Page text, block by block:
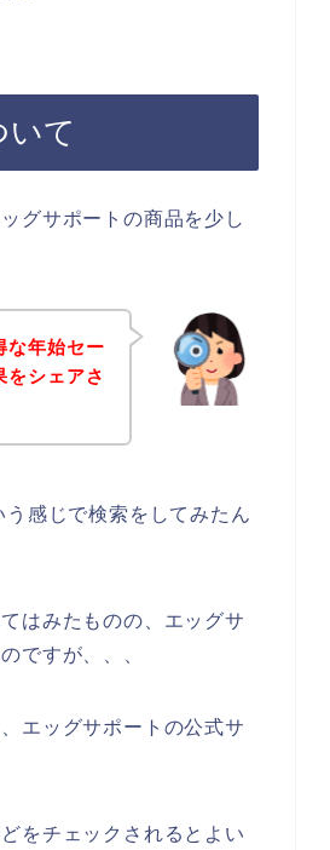
て
グサポートの商品を少し
な年始セー
をシェアさ
感じで検索をしてみたん
はみたものの、エッグサ
ですが、、、
エッグサポートの公式サ
をチェックされるとよい